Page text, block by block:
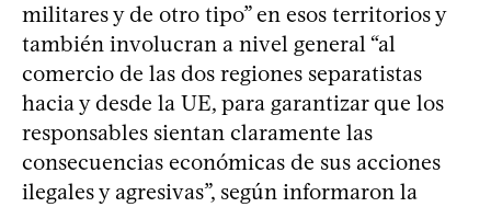
militares y de otro tipo” en esos territorios y
también involucran a nivel general “al
comercio de las dos regiones separatistas
hacia y desde la UE, para garantizar que los
responsables sientan claramente las
consecuencias económicas de sus acciones
ilegales y agresivas”, según informaron la